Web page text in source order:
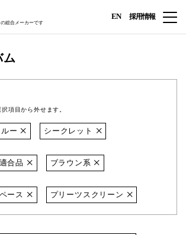
総合メーカーです
EN 採用情報
ム
項目から外せます。
ー シークレット
合品 ブラウン系
ース プリーツスクリーン